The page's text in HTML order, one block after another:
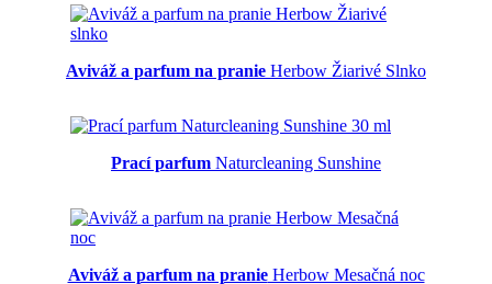
Aviváž a parfum na pranie Herbow Žiarivé Slnko
Prací parfum Naturcleaning Sunshine
Aviváž a parfum na pranieHerbow Mesačná noc